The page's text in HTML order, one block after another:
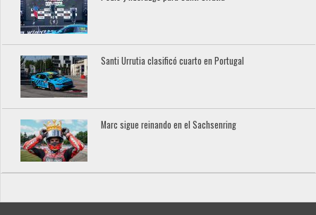
Santi Urrutia clasificó cuarto en Portugal
Marc sigue reinando en el Sachsenring